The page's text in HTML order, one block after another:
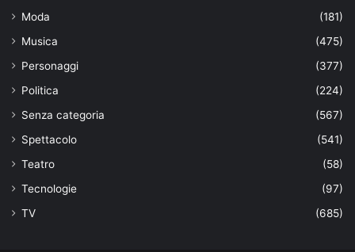
Moda
(181)
Musica
(475)
Personaggi
(377)
Politica
(224)
Senza categoria
(567)
Spettacolo
(541)
Teatro
(58)
Tecnologie
(97)
TV
(685)